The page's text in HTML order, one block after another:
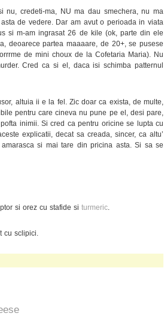
nu, credeti-ma, NU ma dau smechera, nu ma
de vedere. Dar am avut o perioada in viata
si m-am ingrasat 26 de kile (ok, parte din ele
deoarece partea maaaare, de 20+, se pusese
de mini choux de la Cofetaria Maria). Nu
Cred ca si el, daca isi schimba patternul
altuia ii e la fel. Zic doar ca exista, de multe,
pentru care cineva nu pune pe el, desi pare,
inimii. Si cred ca pentru oricine se lupta cu
explicatii, decat sa creada, sincer, ca altu’
si mai tare din pricina asta. Si sa se
si orez cu stafide si turmeric
cu sclipici.